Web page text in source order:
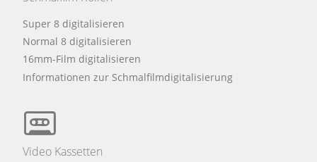
Super 8 digitalisieren
Normal 8 digitalisieren
16mm-Film digitalisieren
Informationen zur Schmalfilmdigitalisierung
Video Kassetten